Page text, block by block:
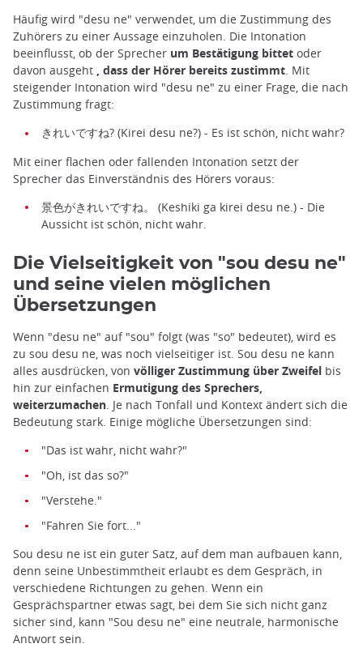
Häufig wird "desu ne" verwendet, um die Zustimmung des
Zuhörers zu einer Aussage einzuholen. Die Intonation
beeinflusst, ob der Sprecher um Bestätigung bittet oder
davon ausgeht , dass der Hörer bereits zustimmt. Mit
steigender Intonation wird "desu ne" zu einer Frage, die nach
Zustimmung fragt:
きれいですね? (Kirei desu ne?) - Es ist schön, nicht wahr?
Mit einer flachen oder fallenden Intonation setzt der
Sprecher das Einverständnis des Hörers voraus:
景色がきれいですね。 (Keshiki ga kirei desu ne.) - Die
Aussicht ist schön, nicht wahr.
Die Vielseitigkeit von "sou desu ne"
und seine vielen möglichen
Übersetzungen
Wenn "desu ne" auf "sou" folgt (was "so" bedeutet), wird es
zu sou desu ne, was noch vielseitiger ist. Sou desu ne kann
alles ausdrücken, von völliger Zustimmung über Zweifel bis
hin zur einfachen Ermutigung des Sprechers,
weiterzumachen . Je nach Tonfall und Kontext ändert sich die
Bedeutung stark. Einige mögliche Übersetzungen sind:
"Das ist wahr, nicht wahr?"
"Oh, ist das so?"
"Verstehe."
"Fahren Sie fort..."
Sou desu ne ist ein guter Satz, auf dem man aufbauen kann,
denn seine Unbestimmtheit erlaubt es dem Gespräch, in
verschiedene Richtungen zu gehen. Wenn ein
Gesprächspartner etwas sagt, bei dem Sie sich nicht ganz
sicher sind, kann "Sou desu ne" eine neutrale, harmonische
Antwort sein.